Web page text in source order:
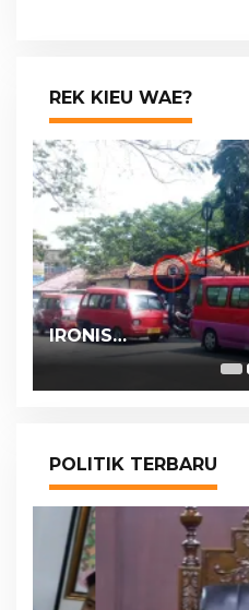
REK KIEU WAE?
IRONIS…
POLITIK TERBARU